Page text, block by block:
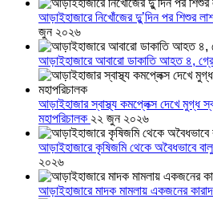
আড়াইহাজারে নিখোঁজের দুু’দিন পর শিশুর লাশ
জুন ২০২৬
আড়াইহাজারে আবারো ডাকাতি আহত ৪,
আড়াইহাজার স্বাস্থ্য কমপ্লেক্স দেখে মুগ্ধ
মহাপরিচালক ২২ জুন ২০২৬
আড়াইহাজারে কৃষিজমি থেকে অবৈধভাবে
২০২৬
আড়াইহাজারে মাদক মামলায় একজনের